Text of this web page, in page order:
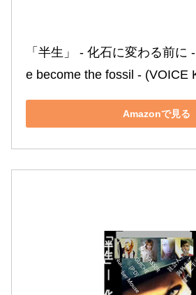
「半生」 ‐ 化石に変わる前に
e become the fossil ‐ (VOICE
Amazonで見る